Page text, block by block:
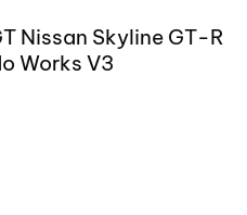
Nissan Skyline GT-R
Works V3